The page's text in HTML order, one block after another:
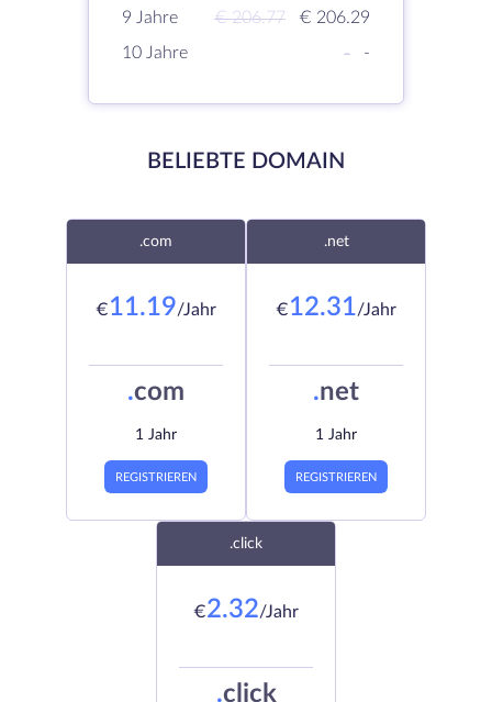
9 Jahre
€ 206.77
€ 206.29
10 Jahre
- -
BELIEBTE DOMAIN
.com
€11.19/Jahr
.com
1 Jahr
REGISTRIEREN
.net
€12.31/Jahr
.net
1 Jahr
REGISTRIEREN
.click
€2.32/Jahr
.click